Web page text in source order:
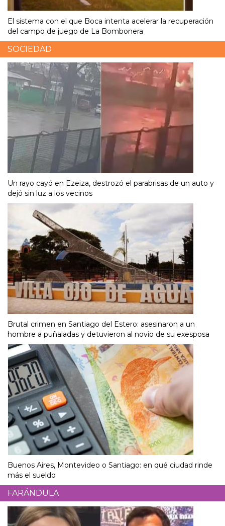
El sistema con el que Boca intenta acelerar la recuperación
del campo de juego de La Bombonera
SOCIEDAD
Un rayo cayó en Ezeiza, destrozó el parabrisas de un auto y
dejó sin luz a los vecinos
Brutal crimen en Santiago del Estero: asesinaron a un
hombre a puñaladas y detuvieron al novio de su exesposa
Buenos Aires, Montevideo o Santiago: en qué ciudad rinde
más el sueldo
FARÁNDULA